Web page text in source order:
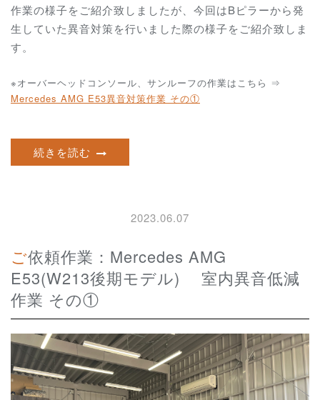
作業の様子をご紹介致しましたが、今回はBピラーから発
生していた異音対策を行いました際の様子をご紹介致しま
す。
※オーバーヘッドコンソール、サンルーフの作業はこちら ⇒
Mercedes AMG E53異音対策作業 その①
続きを読む
2023.06.07
ご依頼作業：Mercedes AMG
E53(W213後期モデル) 室内異音低減
作業 その①